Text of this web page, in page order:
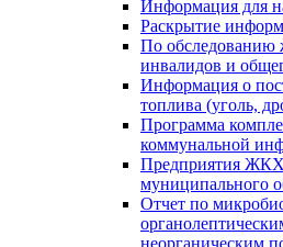
Информация для
Раскрытие
По
инвалидов и
Информация о
топлива (уголь,
Программа
коммунальной
Предприятия
муниципального
Отчет по